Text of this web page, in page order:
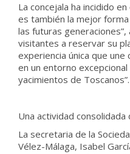
La concejala ha incidido
es también la mejor
las futuras
visitantes a reservar su
experiencia única que
en un entorno
yacimientos de Toscanos”.
Una actividad
La secretaria de la
Vélez-Málaga, Isabel